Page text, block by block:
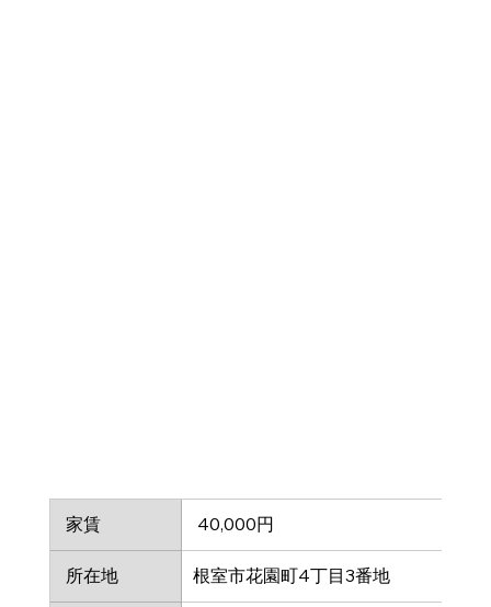
家賃 40,000円
所在地 根室市花園町4丁目3番地